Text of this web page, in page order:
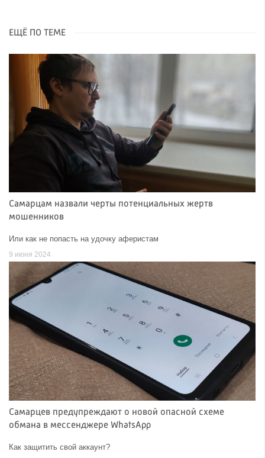
ЕЩЁ ПО ТЕМЕ
Самарцам назвали черты потенциальных жертв
мошенников
Или как не попасть на удочку аферистам
9 июня 2024
Самарцев предупреждают о новой опасной схеме
обмана в мессенджере WhatsApp
Как защитить свой аккаунт?